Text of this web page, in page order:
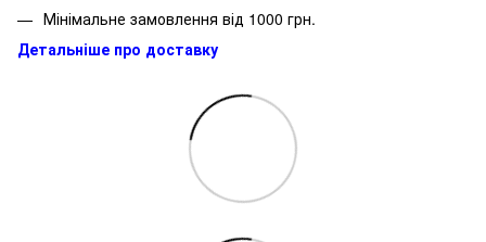
Мінімальне замовлення від 1000 грн.
Детальніше про доставку